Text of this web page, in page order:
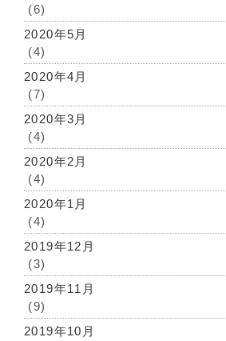
(6)
2020年5月
(4)
2020年4月
(7)
2020年3月
(4)
2020年2月
(4)
2020年1月
(4)
2019年12月
(3)
2019年11月
(9)
2019年10月